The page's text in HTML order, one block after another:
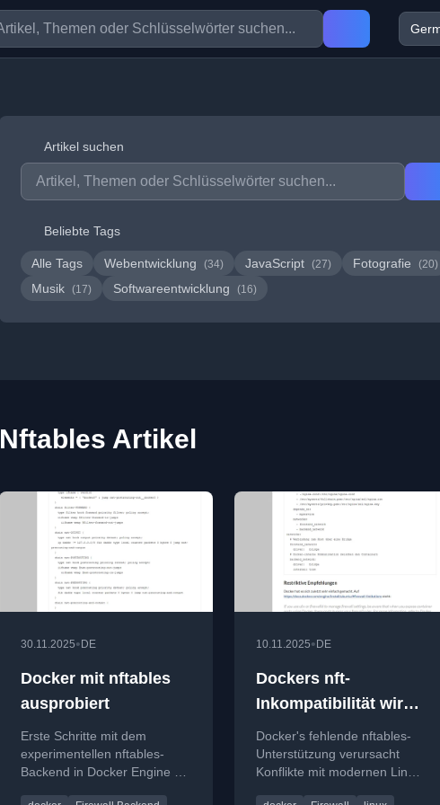
Artikel suchen
Beliebte Tags
Alle Tags Webentwicklung (34) JavaScript (27) Fotografie (20)
Musik (17) Softwareentwicklung (16)
Nftables Artikel
30.11.2025• DE
Docker mit nftables
ausprobiert
Erste Schritte mit dem
experimentellen nftables-
Backend in Docker Engine 29
10.11.2025• DE
Dockers nft-
Inkompatibilität wird
zunehmend zum
Ärgernis
Docker's fehlende nftables-
Unterstützung verursacht
Konflikte mit modernen Linux-